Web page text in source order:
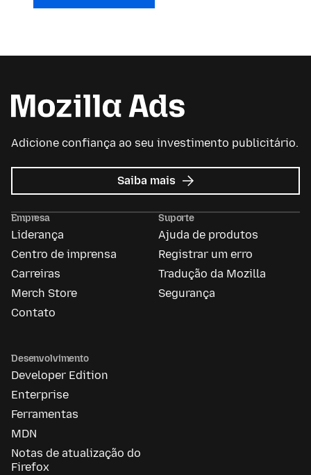
Adicione confiança ao seu investimento publicitário.
Saiba mais sobre
Mozilla
Empresa
Liderança
Centro de imprensa
Carreiras
Merch Store
Contato
Suporte
Ajuda de produtos
Registrar um erro
Tradução da Mozilla
Segurança
Desenvolvimento
Developer Edition
Enterprise
Ferramentas
MDN
Notas de atualização do
Firefox